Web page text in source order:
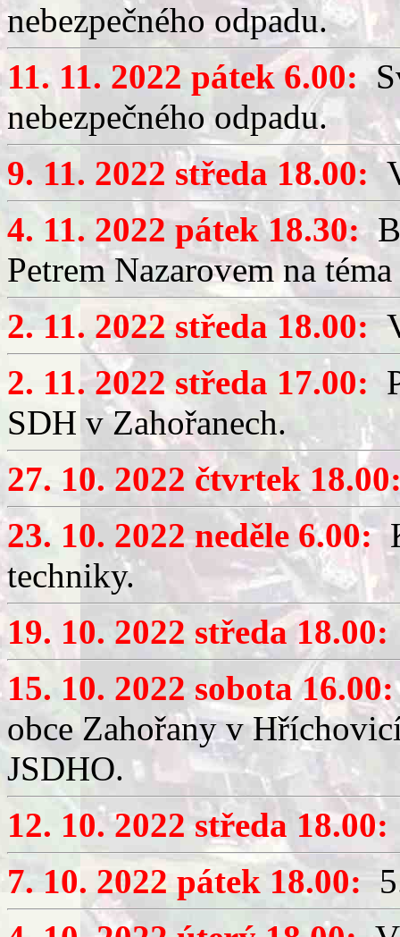
nebezpečného odpadu.
11. 11. 2022 pátek 6.00:
nebezpečného odpadu.
9. 11. 2022 středa 18.00:
4. 11. 2022 pátek 18.30:
Petrem Nazarovem na
2. 11. 2022 středa 18.00:
2. 11. 2022 středa 17.00:
SDH v Zahořanech.
27. 10. 2022 čtvrtek
23. 10. 2022 neděle 6.00:
techniky.
19. 10. 2022 středa 18.00:
15. 10. 2022 sobota 16.00:
obce Zahořany v
JSDHO.
12. 10. 2022 středa 18.00:
7. 10. 2022 pátek 18.00: